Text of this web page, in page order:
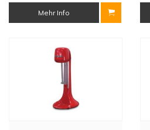
Mehr Info